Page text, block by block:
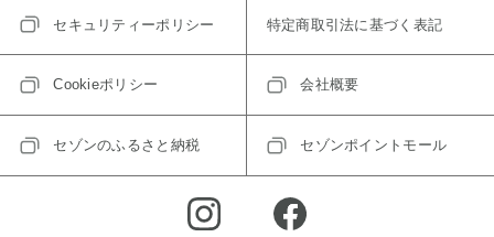
セキュリティーポリシー 特定商取引法に基づく表記
Cookieポリシー 会社概要
セゾンのふるさと納税 セゾンポイントモール